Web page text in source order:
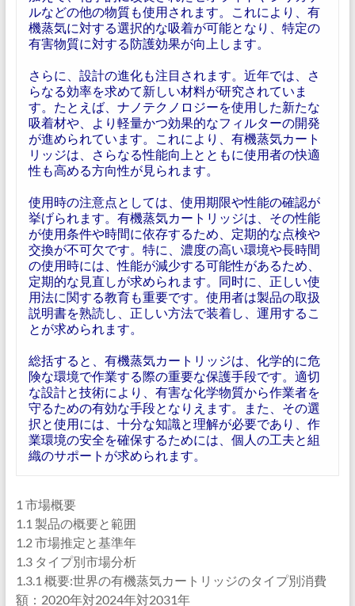
ルなどの他の物質も使用されます。これにより、有
機蒸気に対する選択的な吸着が可能となり、特定の
有害物質に対する防護効果が向上します。
さらに、設計の進化も注目されます。近年では、さ
らなる効率を求めて新しい材料が研究されていま
す。たとえば、ナノテクノロジーを使用した新たな
吸着材や、より軽量かつ効果的なフィルターの開発
が進められています。これにより、有機蒸気カート
リッジは、さらなる性能向上とともに使用者の快適
性も高める方向性が見られます。
使用時の注意点としては、使用期限や性能の確認が
挙げられます。有機蒸気カートリッジは、その性能
が使用条件や時間に依存するため、定期的な点検や
交換が不可欠です。特に、濃度の高い環境や長時間
の使用時には、性能が減少する可能性があるため、
定期的な見直しが求められます。同时に、正しい使
用法に関する教育も重要です。使用者は製品の取扱
説明書を熟読し、正しい方法で装着し、運用するこ
とが求められます。
総括すると、有機蒸気カートリッジは、化学的に危
険な環境で作業する際の重要な保護手段です。適切
な設計と技術により、有害な化学物質から作業者を
守るための有効な手段となりえます。また、その選
択と使用には、十分な知識と理解が必要であり、作
業環境の安全を確保するためには、個人の工夫と組
織のサポートが求められます。
1 市場概要
1.1 製品の概要と範囲
1.2 市場推定と基準年
1.3 タイプ別市場分析
1.3.1 概要:世界の有機蒸気カートリッジのタイプ別消費
額：2020年対2024年対2031年